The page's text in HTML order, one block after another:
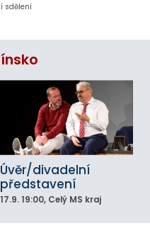
sdělení
Úvěr/divadelní
představení
17.9. 19:00, Celý MS kraj